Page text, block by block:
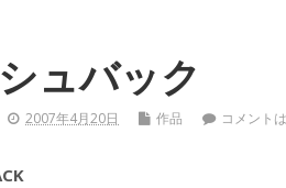
ュバック
2007年4月20日 作品 コメント